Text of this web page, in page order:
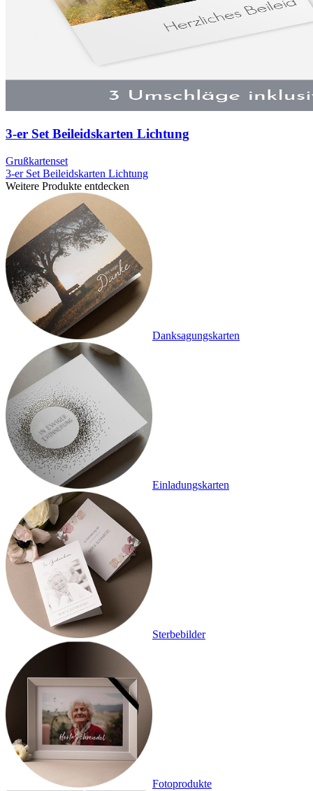
3-er Set Beileidskarten Lichtung
Grußkartenset
3-er Set Beileidskarten Lichtung
Weitere Produkte entdecken
Danksagungskarten
Einladungskarten
Sterbebilder
Fotoprodukte